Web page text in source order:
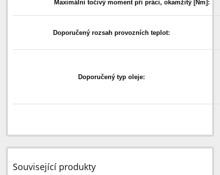
Maximální točivý moment při práci, okamžitý [Nm]:
Doporučený rozsah provozních teplot:
Doporučený typ oleje:
Související produkty